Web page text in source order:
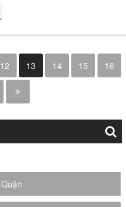
12 13 14 15 16
Quận